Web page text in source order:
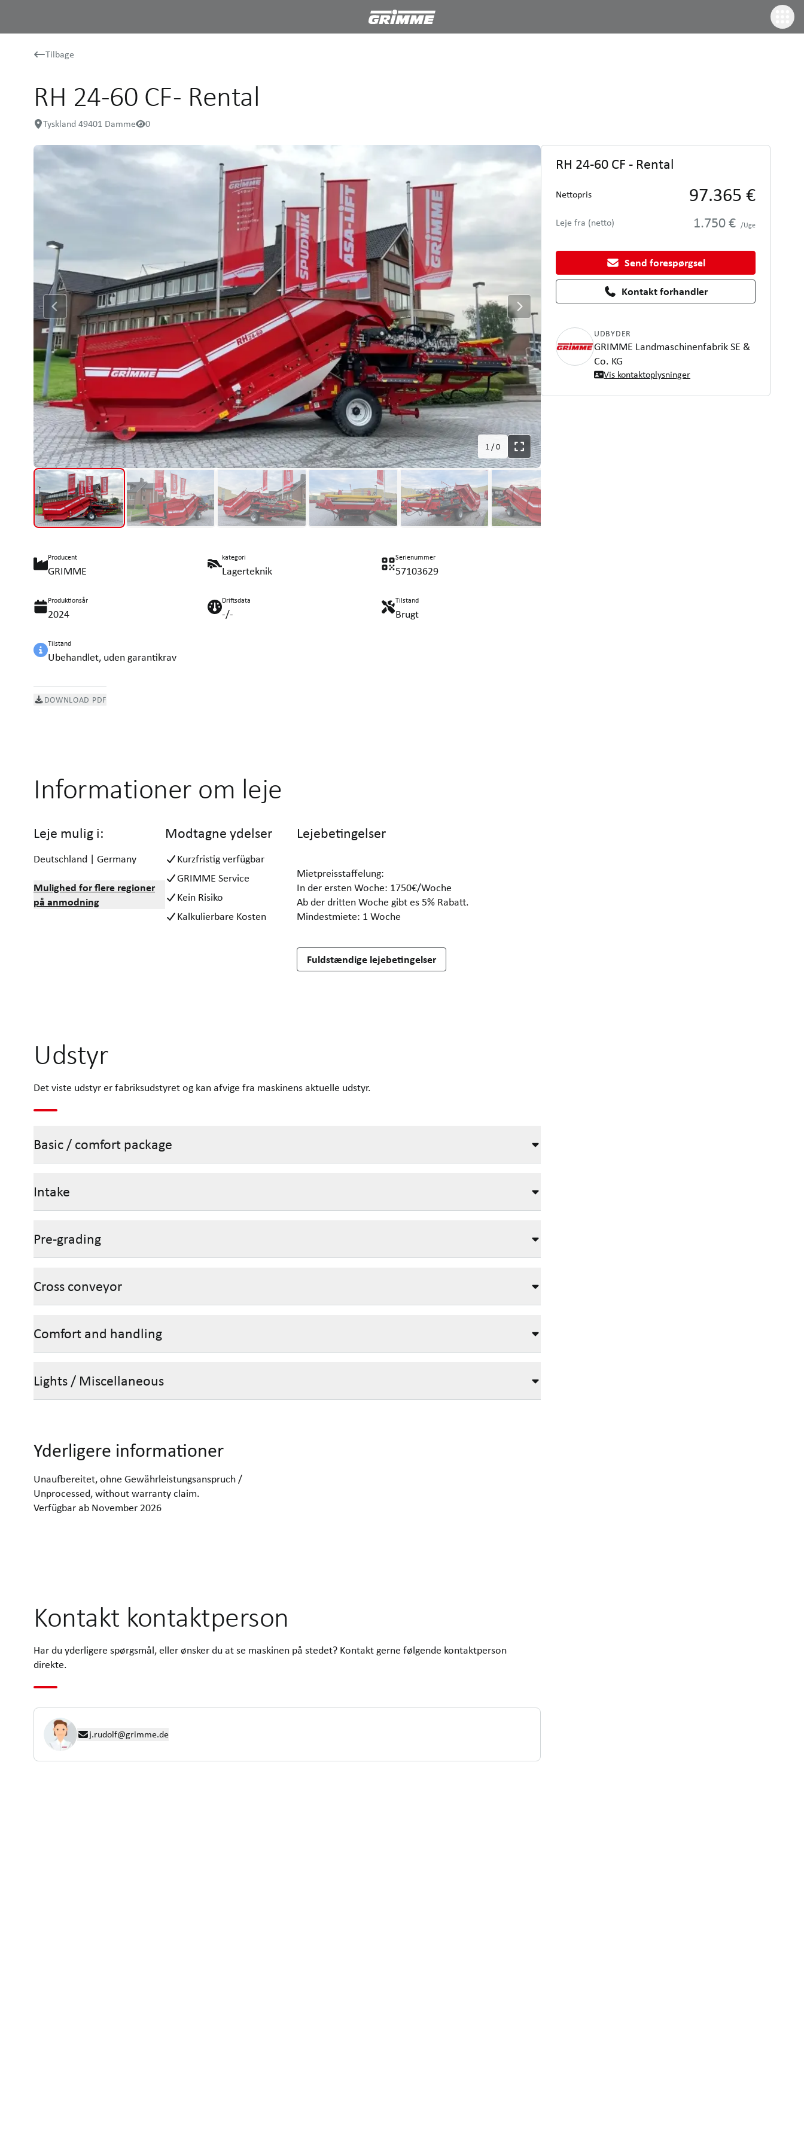
Tilbage
RH 24-60 CF - Rental
Tyskland 49401 Damme 0
1/0
Producent
GRIMME
kategori
Lagerteknik
Serienummer
57103629
Produktionsår
2024
Driftsdata
-/-
Tilstand
Brugt
Tilstand
Ubehandlet, uden garantikrav
DOWNLOAD PDF
Informationer om leje
Leje mulig i:
Deutschland | Germany
Mulighed for flere regioner
på anmodning
Modtagne ydelser
Kurzfristig verfügbar
GRIMME Service
Kein Risiko
Kalkulierbare Kosten
Lejebetingelser
Mietpreisstaffelung:
In der ersten Woche: 1750€/Woche
Ab der dritten Woche gibt es 5% Rabatt.
Mindestmiete: 1 Woche
Fuldstændige lejebetingelser
Udstyr
Det viste udstyr er fabriksudstyret og kan afvige fra maskinens aktuelle udstyr.
Basic / comfort package
Intake
Pre-grading
Cross conveyor
Comfort and handling
Lights / Miscellaneous
Yderligere informationer
Unaufbereitet, ohne Gewährleistungsanspruch /
Unprocessed, without warranty claim.
Verfügbar ab November 2026
Kontakt kontaktperson
Har du yderligere spørgsmål, eller ønsker du at se maskinen på stedet? Kontakt gerne følgende kontaktperson
direkte.
j.rudolf@grimme.de
RH 24-60 CF - Rental
Nettopris 97.365 €
Leje fra (netto) 1.750 € /Uge
Send forespørgsel
Kontakt forhandler
UDBYDER
GRIMME Landmaschinenfabrik SE &
Co. KG
Vis kontaktoplysninger